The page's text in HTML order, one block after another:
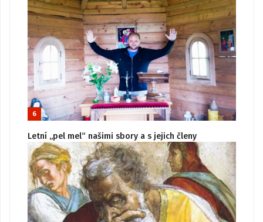
6
Letní „pel mel“ našimi sbory a s jejich členy